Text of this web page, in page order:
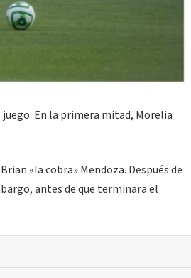
En la primera mitad, Morelia
«la cobra» Mendoza. Después de
antes de que terminara el